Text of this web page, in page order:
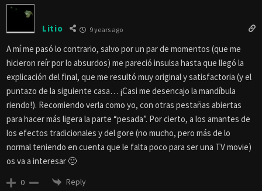
Litio 9 years ago
A mí me pasó lo contrario, salvo por un par de momentos (que me
hicieron reír por lo absurdos) me pareció insulsa hasta que llegó la
explicación del final, que me resultó muy original y satisfactoria (y el
puntazo de la siguiente casa… ¡Casi me desencajo la mandíbula
riendo!). Recomiendo verla como yo, con otras pestañas abiertas
para hacer más ligera la parte “pesada”. Por cierto, a los amantes de
los efectos tradicionales y del gore (no mucho, pero más de lo
normal teniendo en cuenta que le falta poco para ser una TV movie)
os va a interesar 🙂
0 Reply